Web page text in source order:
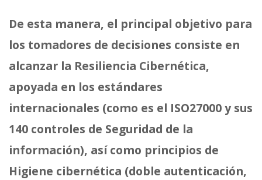
De esta manera, el principal objetivo para
los tomadores de decisiones consiste en
alcanzar la Resiliencia Cibernética,
apoyada en los estándares
internacionales (como es el ISO27000 y sus
140 controles de Seguridad de la
información), así como principios de
Higiene cibernética (doble autenticación,